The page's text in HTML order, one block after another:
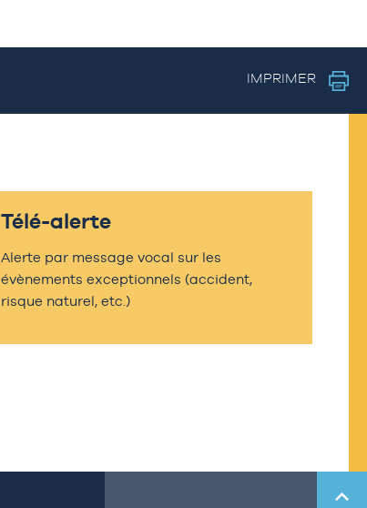
IMPRIMER
Télé-alerte
Alerte par message vocal sur les
évènements exceptionnels (accident,
risque naturel, etc.)